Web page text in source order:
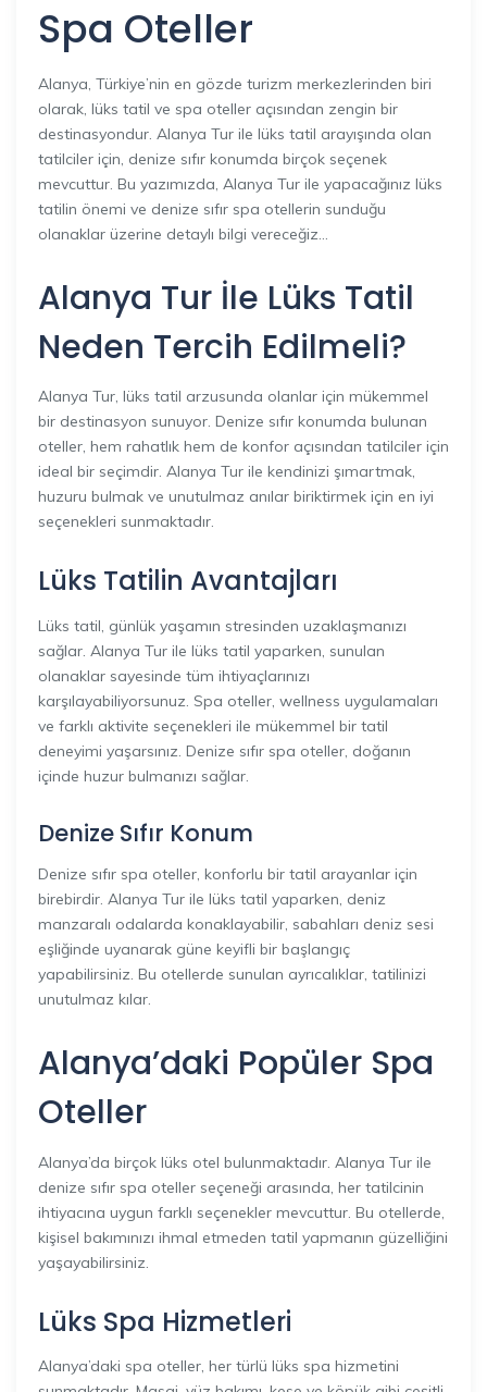
Spa Oteller
Alanya, Türkiye’nin en gözde turizm merkezlerinden biri
olarak, lüks tatil ve spa oteller açısından zengin bir
destinasyondur. Alanya Tur ile lüks tatil arayışında olan
tatilciler için, denize sıfır konumda birçok seçenek
mevcuttur. Bu yazımızda, Alanya Tur ile yapacağınız lüks
tatilin önemi ve denize sıfır spa otellerin sunduğu
olanaklar üzerine detaylı bilgi vereceğiz…
Alanya Tur İle Lüks Tatil
Neden Tercih Edilmeli?
Alanya Tur, lüks tatil arzusunda olanlar için mükemmel
bir destinasyon sunuyor. Denize sıfır konumda bulunan
oteller, hem rahatlık hem de konfor açısından tatilciler için
ideal bir seçimdir. Alanya Tur ile kendinizi şımartmak,
huzuru bulmak ve unutulmaz anılar biriktirmek için en iyi
seçenekleri sunmaktadır.
Lüks Tatilin Avantajları
Lüks tatil, günlük yaşamın stresinden uzaklaşmanızı
sağlar. Alanya Tur ile lüks tatil yaparken, sunulan
olanaklar sayesinde tüm ihtiyaçlarınızı
karşılayabiliyorsunuz. Spa oteller, wellness uygulamaları
ve farklı aktivite seçenekleri ile mükemmel bir tatil
deneyimi yaşarsınız. Denize sıfır spa oteller, doğanın
içinde huzur bulmanızı sağlar.
Denize Sıfır Konum
Denize sıfır spa oteller, konforlu bir tatil arayanlar için
birebirdir. Alanya Tur ile lüks tatil yaparken, deniz
manzaralı odalarda konaklayabilir, sabahları deniz sesi
eşliğinde uyanarak güne keyifli bir başlangıç
yapabilirsiniz. Bu otellerde sunulan ayrıcalıklar, tatilinizi
unutulmaz kılar.
Alanya’daki Popüler Spa
Oteller
Alanya’da birçok lüks otel bulunmaktadır. Alanya Tur ile
denize sıfır spa oteller seçeneği arasında, her tatilcinin
ihtiyacına uygun farklı seçenekler mevcuttur. Bu otellerde,
kişisel bakımınızı ihmal etmeden tatil yapmanın güzelliğini
yaşayabilirsiniz.
Lüks Spa Hizmetleri
Alanya’daki spa oteller, her türlü lüks spa hizmetini